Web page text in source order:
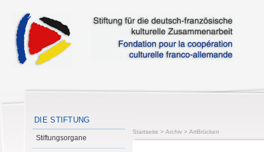
DIE STIFTUNG
Stiftungsorgane
Startseite > Archiv > ArtBrücken